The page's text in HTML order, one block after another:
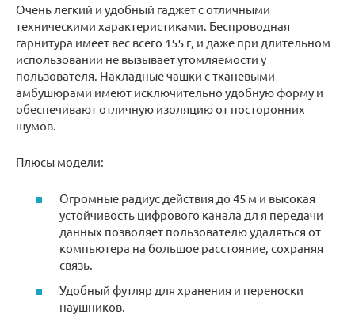
Очень легкий и удобный гаджет с отличными
техническими характеристиками. Беспроводная
гарнитура имеет вес всего 155 г, и даже при длительном
использовании не вызывает утомляемости у
пользователя. Накладные чашки с тканевыми
амбушюрами имеют исключительно удобную форму и
обеспечивают отличную изоляцию от посторонних
шумов.
Плюсы модели:
Огромные радиус действия до 45 м и высокая
устойчивость цифрового канала дл я передачи
данных позволяет пользователю удаляться от
компьютера на большое расстояние, сохраняя
связь.
Удобный футляр для хранения и переноски
наушников.